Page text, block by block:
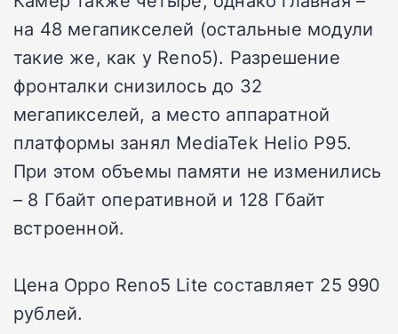
на 48 мегапикселей (остальные модули
такие же, как у Reno5). Разрешение
фронталки снизилось до 32
мегапикселей, а место аппаратной
платформы занял MediaTek Helio P95.
При этом объемы памяти не изменились
– 8 Гбайт оперативной и 128 Гбайт
встроенной.
Цена Oppo Reno5 Lite составляет 25 990
рублей.